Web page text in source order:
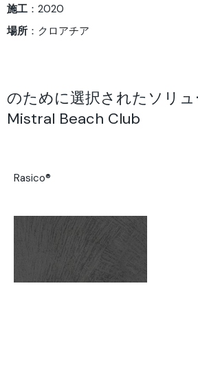
施工 ：2020
場所 ：クロアチア
のために選択されたソリ
Mistral Beach Club
Rasico®